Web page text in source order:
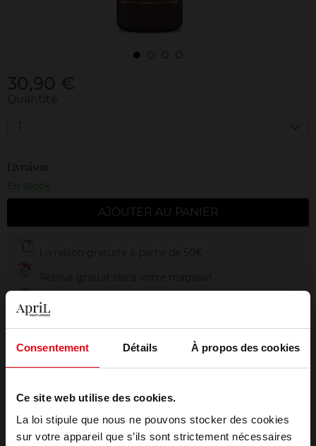
Consentement Détails À propos des cookies
Ce site web utilise des cookies.
La loi stipule que nous ne pouvons stocker des cookies
sur votre appareil que s’ils sont strictement nécessaires
1
Livraison
En stock
AJOUTER AU PANIER
Emballage cadeau offert
Conseil d'utilisation